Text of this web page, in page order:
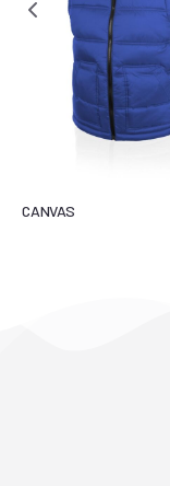
CANVAS